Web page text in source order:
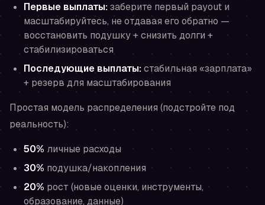
Первые выплаты:заберите первый payout и
масштабируйтесь, не отдавая его обратно —
восстановить подушку + снизить долги +
стабилизироваться
Последующие выплаты:стабильная «зарплата»
+ резерв для масштабирования
Простая модель распределения (подстройте под
реальность):
50% личные расходы
30% подушка/накопления
20% рост (новые оценки, инструменты,
образование, данные)